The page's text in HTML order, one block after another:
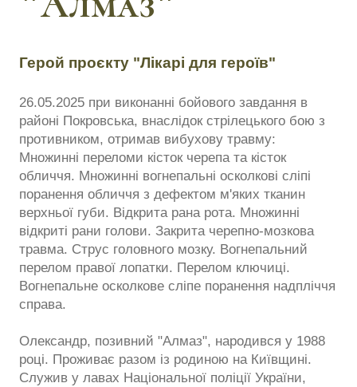
Герой проєкту "Лікарі для героїв"
26.05.2025 при виконанні бойового завдання в
районі Покровська, внаслідок стрілецького бою з
противником, отримав вибухову травму:
Множинні переломи кісток черепа та кісток
обличчя. Множинні вогнепальні осколкові сліпі
поранення обличчя з дефектом м'яких тканин
верхньої губи. Відкрита рана рота. Множинні
відкриті рани голови. Закрита черепно-мозкова
травма. Струс головного мозку. Вогнепальний
перелом правої лопатки. Перелом ключиці.
Вогнепальне осколкове сліпе поранення надпліччя
справа.
Олександр, позивний "Алмаз", народився у 1988
році. Проживає разом із родиною на Київщині.
Служив у лавах Національної поліції України,